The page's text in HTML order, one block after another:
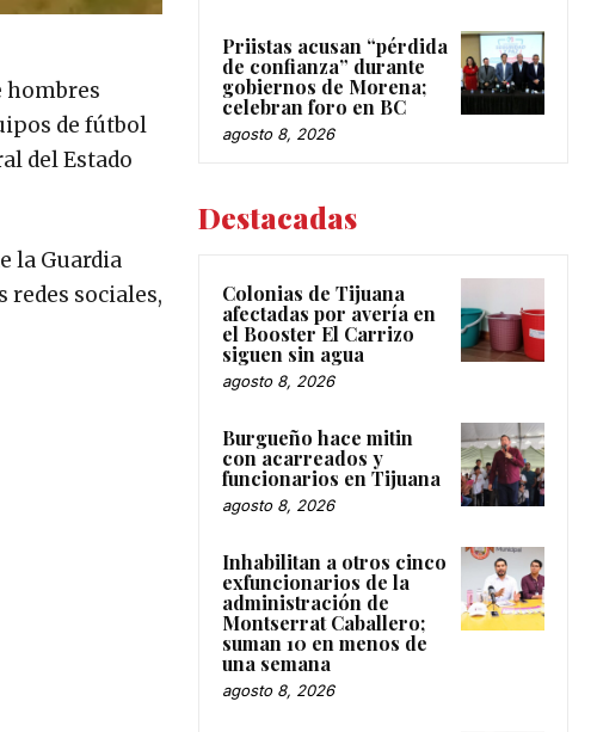
hombres
de fútbol
del Estado
la Guardia
redes sociales,
Priistas acusan “pérdida
de confianza” durante
gobiernos de Morena;
celebran foro en BC
agosto 8, 2026
Destacadas
Colonias de Tijuana
afectadas por avería en
el Booster El Carrizo
siguen sin agua
agosto 8, 2026
Burgueño hace mitin
con acarreados y
funcionarios en Tijuana
agosto 8, 2026
Inhabilitan a otros cinco
exfuncionarios de la
administración de
Montserrat Caballero;
suman 10 en menos de
una semana
agosto 8, 2026